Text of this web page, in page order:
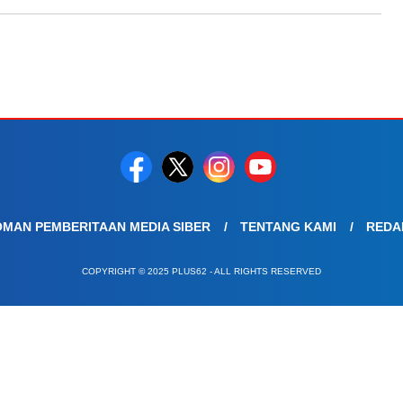
PEMBERITAAN MEDIA SIBER TENTANG KAMI
COPYRIGHT © 2025 PLUS62 - ALL RIGHTS RESERVED